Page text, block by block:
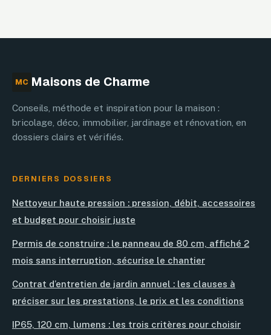
succession
MC Maisons de Charme
Conseils, méthode et inspiration pour la maison :
bricolage, déco, immobilier, jardinage et rénovation, en
dossiers clairs et vérifiés.
DERNIERS DOSSIERS
Nettoyeur haute pression : pression, débit, accessoires
et budget pour choisir juste
Permis de construire : le panneau de 80 cm, affiché 2
mois sans interruption, sécurise le chantier
Contrat d’entretien de jardin annuel : les clauses à
préciser sur les prestations, le prix et les conditions
IP65, 120 cm, lumens : les trois critères pour choisir